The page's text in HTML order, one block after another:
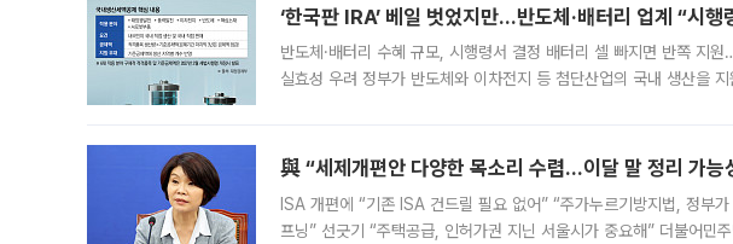
‘한국판 IRA’ 베일 벗었지만…반도체·배터리 업계 “시행
반도체·배터리 수혜 규모, 시행령서 결정 배터리 셀 빠지면 반쪽 지
실효성 우려 정부가 반도체와 이차전지 등 첨단산업의 국내 생산을
與 “세제개편안 다양한 목소리 수렴…이달 말 정리 가능
ISA 개편에 “기존 ISA 건드릴 필요 없어” “주가누르기방지법, 정부가
프닝” 선긋기 “주택공급, 인허가권 지닌 서울시가 중요해” 더불어민